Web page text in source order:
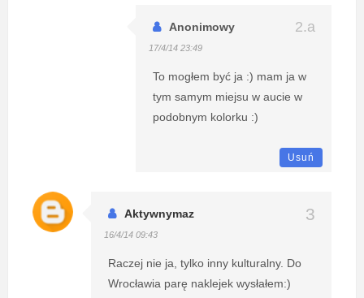
Anonimowy
17/4/14 23:49
To mogłem być ja :) mam ja w
tym samym miejsu w aucie w
podobnym kolorku :)
Usuń
Aktywnymaz
16/4/14 09:43
Raczej nie ja, tylko inny kulturalny. Do
Wrocławia parę naklejek wysłałem:)